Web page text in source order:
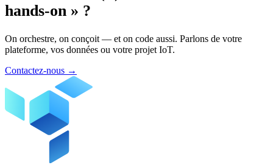
hands-on » ?
On orchestre, on conçoit — et on code aussi. Parlons de votre
plateforme, vos données ou votre projet IoT.
Contactez-nous →